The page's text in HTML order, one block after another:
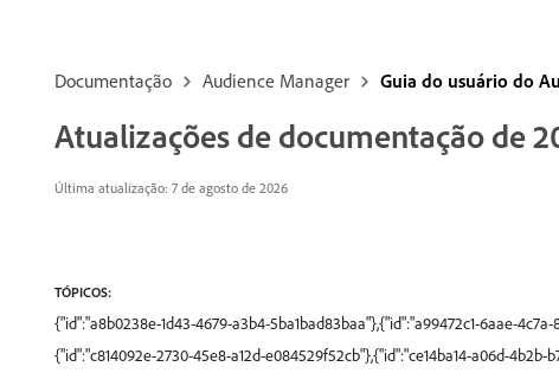
Documentação Audience Manager Guia do usuário do
Atualizações de documentação de
Última atualização: 7 de agosto de 2026
TÓPICOS:
{"id":"a8b0238e-1d43-4679-a3b4-5ba1bad83baa"},{"id":"a99472c1-6aae-
{"id":"c814092e-2730-45e8-a12d-e084529f52cb"},{"id":"ce14ba14-a06d-